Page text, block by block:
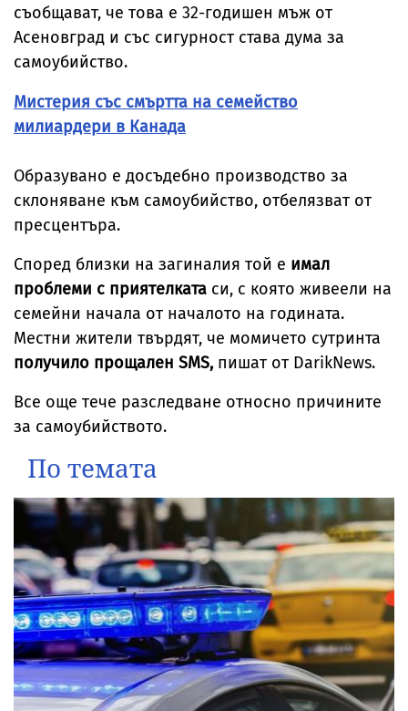
съобщават, че това е 32-годишен мъж от
Асеновград и със сигурност става дума за
самоубийство.
Мистерия със смъртта на семейство
милиардери в Канада
Образувано е досъдебно производство за
склоняване към самоубийство, отбелязват от
пресцентъра.
Според близки на загиналия той е имал
проблеми с приятелката си, с която живеели на
семейни начала от началото на годината.
Местни жители твърдят, че момичето сутринта
получило прощален SMS, пишат от DarikNews.
Все още тече разследване относно причините
за самоубийството.
По темата